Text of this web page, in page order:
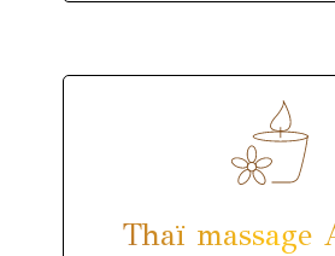
Thaï massage